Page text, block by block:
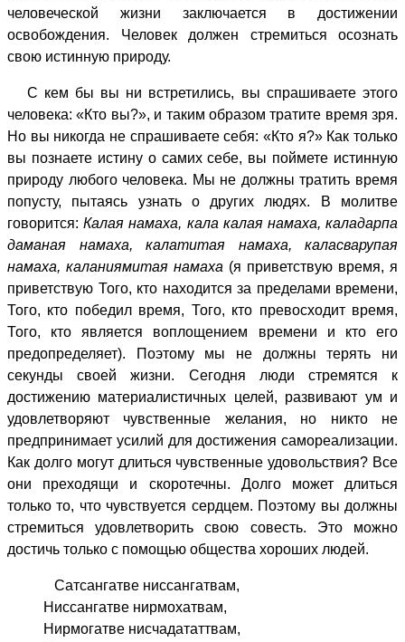
человеческой жизни заключается в достижении
освобождения. Человек должен стремиться осознать
свою истинную природу.
С кем бы вы ни встретились, вы спрашиваете этого
человека: «Кто вы?», и таким образом тратите время зря.
Но вы никогда не спрашиваете себя: «Кто я?» Как только
вы познаете истину о самих себе, вы поймете истинную
природу любого человека. Мы не должны тратить время
попусту, пытаясь узнать о других людях. В молитве
говорится:Калая намаха, кала калая намаха, каладарпа
даманая намаха, калатитая намаха, каласварупая
намаха, каланиямитая намаха (я приветствую время, я
приветствую Того, кто находится за пределами времени,
Того, кто победил время, Того, кто превосходит время,
Того, кто является воплощением времени и кто его
предопределяет). Поэтому мы не должны терять ни
секунды своей жизни. Сегодня люди стремятся к
достижению материалистичных целей, развивают ум и
удовлетворяют чувственные желания, но никто не
предпринимает усилий для достижения самореализации.
Как долго могут длиться чувственные удовольствия? Все
они преходящи и скоротечны. Долго может длиться
только то, что чувствуется сердцем. Поэтому вы должны
стремиться удовлетворить свою совесть. Это можно
достичь только с помощью общества хороших людей.
Сатсангатве ниссангатвам,
Ниссангатве нирмохатвам,
Нирмогатве нисчадататтвам,